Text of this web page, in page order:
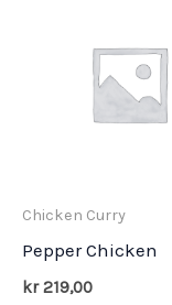
Chicken Curry
Pepper Chicken
kr219,00